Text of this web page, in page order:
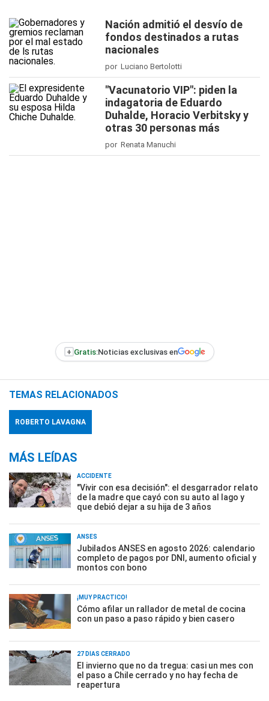
Nación admitió el desvío de
fondos destinados a rutas
nacionales
por Luciano Bertolotti
"Vacunatorio VIP": piden la
indagatoria de Eduardo
Duhalde, Horacio Verbitsky y
otras 30 personas más
por Renata Manuchi
+ Gratis:Noticias exclusivas en
TEMAS RELACIONADOS
ROBERTO LAVAGNA
MÁS LEÍDAS
ACCIDENTE
"Vivir con esa decisión": el desgarrador relato
de la madre que cayó con su auto al lago y
que debió dejar a su hija de 3 años
ANSES
Jubilados ANSES en agosto 2026: calendario
completo de pagos por DNI, aumento oficial y
montos con bono
¡MUY PRÁCTICO!
Cómo afilar un rallador de metal de cocina
con un paso a paso rápido y bien casero
27 DÍAS CERRADO
El invierno que no da tregua: casi un mes con
el paso a Chile cerrado y no hay fecha de
reapertura